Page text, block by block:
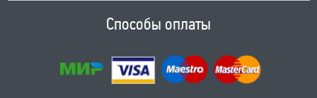
Способы оплаты